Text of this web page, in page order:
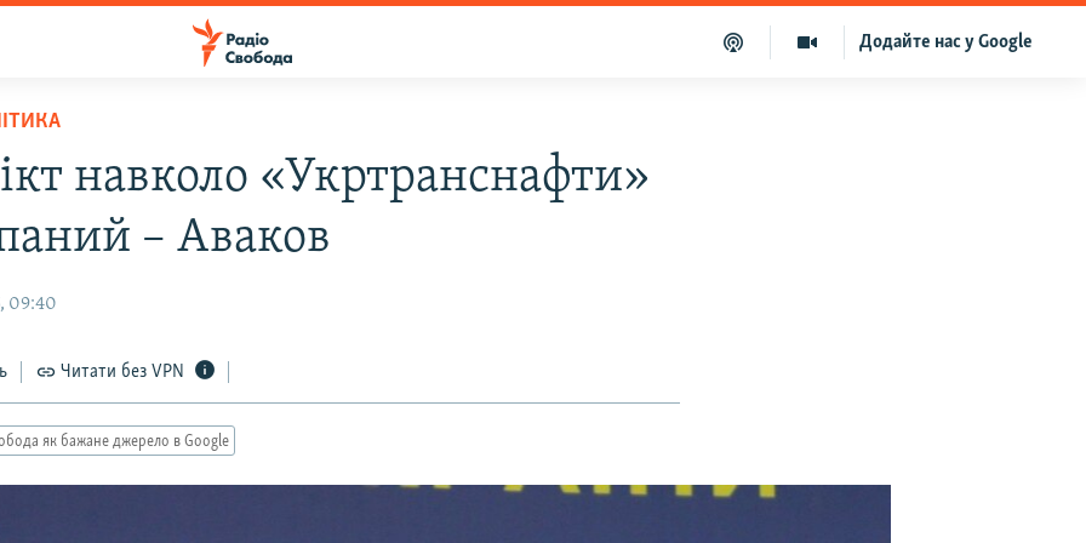
Додайте нас у Google
навколо «Укртранснафти»
– Аваков
09:40
Читати без VPN
як бажане джерело в Google